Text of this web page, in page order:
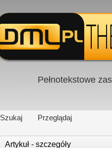
Pełnotekstowe
Szukaj Przeglądaj
Artykuł - szczegóły